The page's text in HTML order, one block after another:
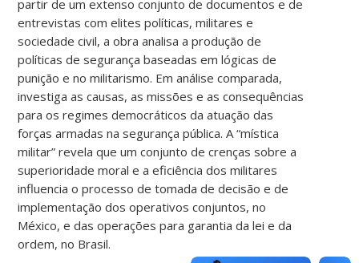
partir de um extenso conjunto de documentos e de
entrevistas com elites políticas, militares e
sociedade civil, a obra analisa a produção de
políticas de segurança baseadas em lógicas de
punição e no militarismo. Em análise comparada,
investiga as causas, as missões e as consequências
para os regimes democráticos da atuação das
forças armadas na segurança pública. A “mística
militar” revela que um conjunto de crenças sobre a
superioridade moral e a eficiência dos militares
influencia o processo de tomada de decisão e de
implementação dos operativos conjuntos, no
México, e das operações para garantia da lei e da
ordem, no Brasil.